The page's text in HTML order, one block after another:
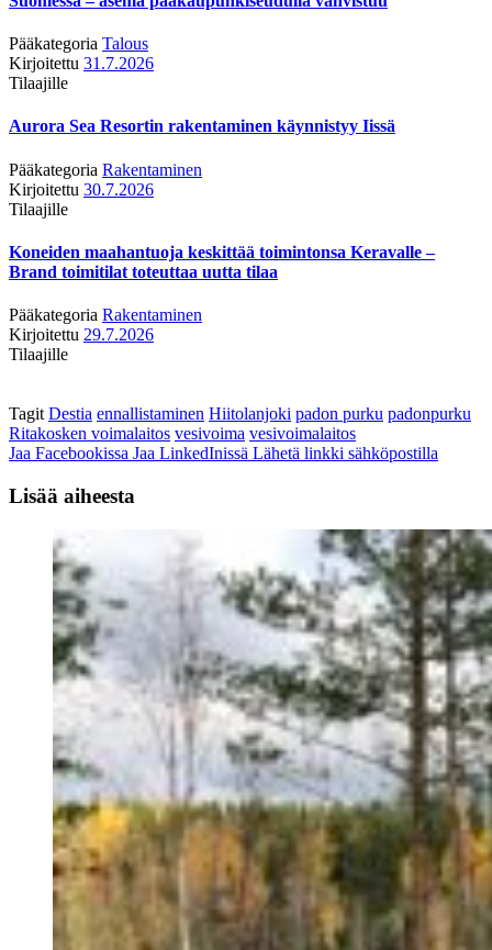
Pääkategoria Talous
Kirjoitettu 31.7.2026
Tilaajille
Aurora Sea Resortin rakentaminen käynnistyy Iissä
Pääkategoria Rakentaminen
Kirjoitettu 30.7.2026
Tilaajille
Koneiden maahantuoja keskittää toimintonsa Keravalle –
Brand toimitilat toteuttaa uutta tilaa
Pääkategoria Rakentaminen
Kirjoitettu 29.7.2026
Tilaajille
Tagit Destia ennallistaminen Hiitolanjoki padon purku padonpurku
Ritakosken voimalaitos vesivoima vesivoimalaitos
Jaa Facebookissa Jaa LinkedInissä Lähetä linkki sähköpostilla
Lisää aiheesta